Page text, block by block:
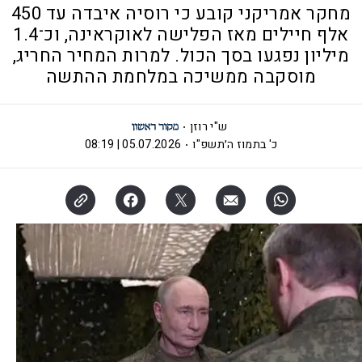
מחקר אמריקני קובע כי רוסיה איבדה עד 450
אלף חיילים מאז הפלישה לאוקראינה, וכ־1.4
מיליון נפגעו בסך הכול. למרות המחיר החריג,
מוסקבה ממשיכה במלחמת ההתשה
ש"י רוזן
כ' בתמוז ה׳תשפ"ו
05.07.2026 | 08:19